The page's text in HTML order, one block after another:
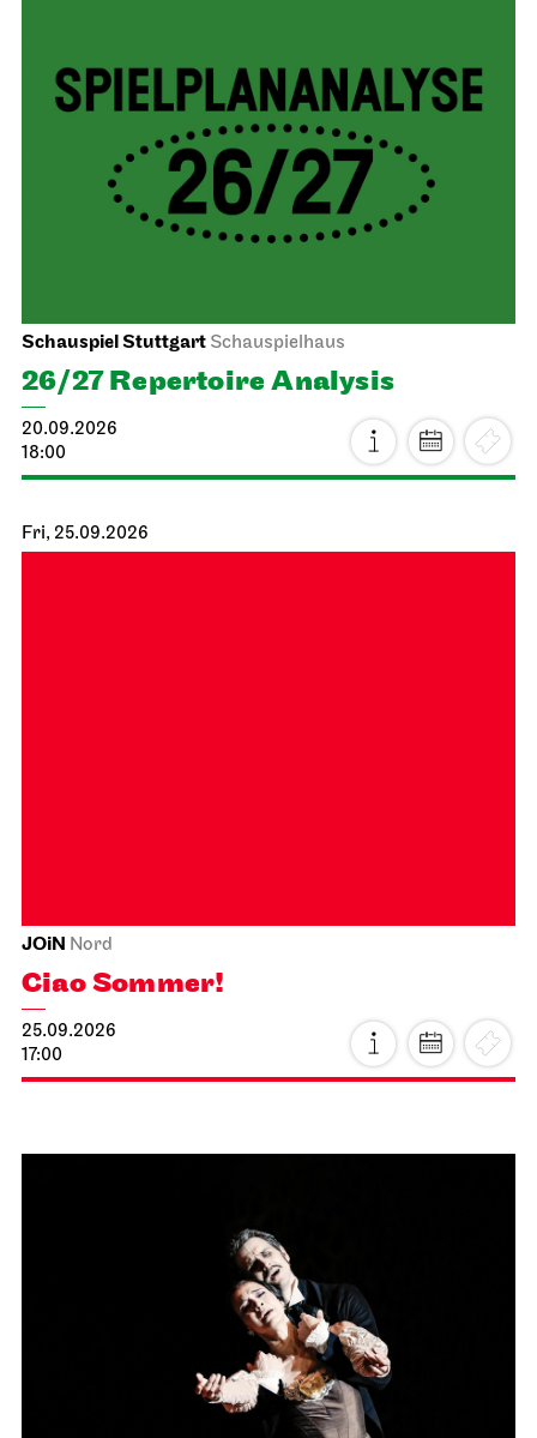
Schauspiel Stuttgart Schauspielhaus
26/27 Repertoire Analysis
20.09.2026
18:00
Fri, 25.09.2026
JOiN Nord
Ciao Sommer!
25.09.2026
17:00